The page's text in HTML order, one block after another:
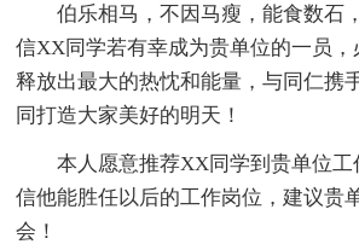
伯乐相马，不因马瘦，能食数石
信XX同学若有幸成为贵单位的一员，
释放出最大的热忱和能量，与同仁携
同打造大家美好的明天！
本人愿意推荐XX同学到贵单位
信他能胜任以后的工作岗位，建议贵
会！